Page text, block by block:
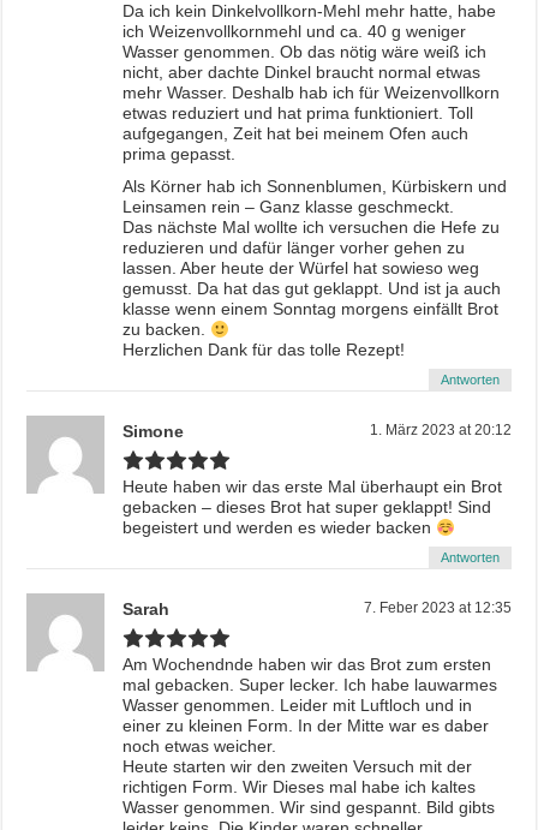
Da ich kein Dinkelvollkorn-Mehl mehr hatte, habe
ich Weizenvollkornmehl und ca. 40 g weniger
Wasser genommen. Ob das nötig wäre weiß ich
nicht, aber dachte Dinkel braucht normal etwas
mehr Wasser. Deshalb hab ich für Weizenvollkorn
etwas reduziert und hat prima funktioniert. Toll
aufgegangen, Zeit hat bei meinem Ofen auch
prima gepasst.
Als Körner hab ich Sonnenblumen, Kürbiskern und
Leinsamen rein – Ganz klasse geschmeckt.
Das nächste Mal wollte ich versuchen die Hefe zu
reduzieren und dafür länger vorher gehen zu
lassen. Aber heute der Würfel hat sowieso weg
gemusst. Da hat das gut geklappt. Und ist ja auch
klasse wenn einem Sonntag morgens einfällt Brot
zu backen.
Herzlichen Dank für das tolle Rezept!
Antworten
Simone 1. März 2023 at 20:12
Heute haben wir das erste Mal überhaupt ein Brot
gebacken – dieses Brot hat super geklappt! Sind
begeistert und werden es wieder backen
Antworten
Sarah 7. Feber 2023 at 12:35
Am Wochendnde haben wir das Brot zum ersten
mal gebacken. Super lecker. Ich habe lauwarmes
Wasser genommen. Leider mit Luftloch und in
einer zu kleinen Form. In der Mitte war es daber
noch etwas weicher.
Heute starten wir den zweiten Versuch mit der
richtigen Form. Wir Dieses mal habe ich kaltes
Wasser genommen. Wir sind gespannt. Bild gibts